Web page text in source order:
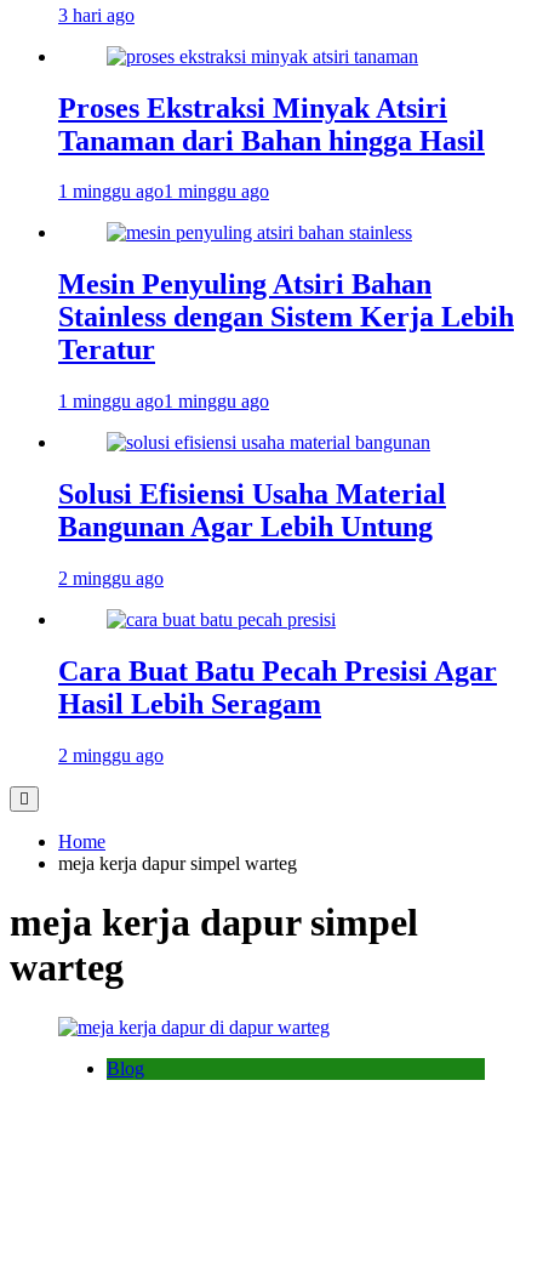
3 hari ago
Proses Ekstraksi Minyak Atsiri
Tanaman dari Bahan hingga Hasil
1 minggu ago1 minggu ago
Mesin Penyuling Atsiri Bahan
Stainless dengan Sistem Kerja Lebih
Teratur
1 minggu ago1 minggu ago
Solusi Efisiensi Usaha Material
Bangunan Agar Lebih Untung
2 minggu ago
Cara Buat Batu Pecah Presisi Agar
Hasil Lebih Seragam
2 minggu ago
Home
meja kerja dapur simpel warteg
meja kerja dapur simpel
warteg
Blog